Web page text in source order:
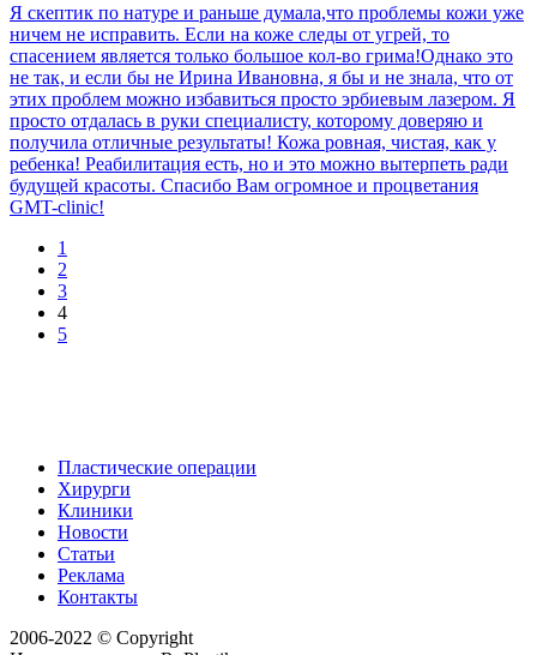
Я скептик по натуре и раньше думала,что проблемы кожи уже
ничем не исправить. Если на коже следы от угрей, то
спасением является только большое кол-во грима!Однако это
не так, и если бы не Ирина Ивановна, я бы и не знала, что от
этих проблем можно избавиться просто эрбиевым лазером. Я
просто отдалась в руки специалисту, которому доверяю и
получила отличные результаты! Кожа ровная, чистая, как у
ребенка! Реабилитация есть, но и это можно вытерпеть ради
будущей красоты. Спасибо Вам огромное и процветания
GMT-clinic!
1
2
3
4
5
Пластические операции
Хирурги
Клиники
Новости
Статьи
Реклама
Контакты
2006-2022 © Copyright